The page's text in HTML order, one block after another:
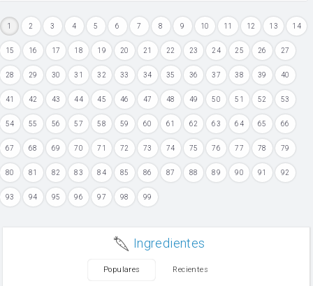
1 2 3 4 5 6 7 8 9 10 11 12 13 14
15 16 17 18 19 20 21 22 23 24 25 26 27
28 29 30 31 32 33 34 35 36 37 38 39 40
41 42 43 44 45 46 47 48 49 50 51 52 53
54 55 56 57 58 59 60 61 62 63 64 65 66
67 68 69 70 71 72 73 74 75 76 77 78 79
80 81 82 83 84 85 86 87 88 89 90 91 92
93 94 95 96 97 98 99
Ingredientes
Populares Recientes